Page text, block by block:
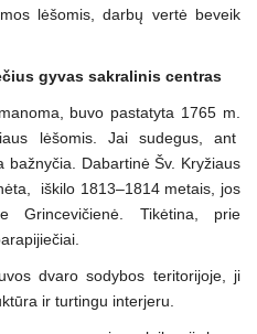
lėšomis, darbų vertė beveik
gyvas sakralinis centras
buvo pastatyta 1765 m.
lėšomis. Jai sudegus, ant
bažnyčia. Dabartinė Šv. Kryžiaus
iškilo 1813–1814 metais, jos
Grincevičienė. Tikėtina, prie
dvaro sodybos teritorijoje, ji
ir turtingu interjeru.